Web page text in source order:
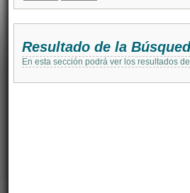
Resultado de la
En esta sección podrá ver los resultados